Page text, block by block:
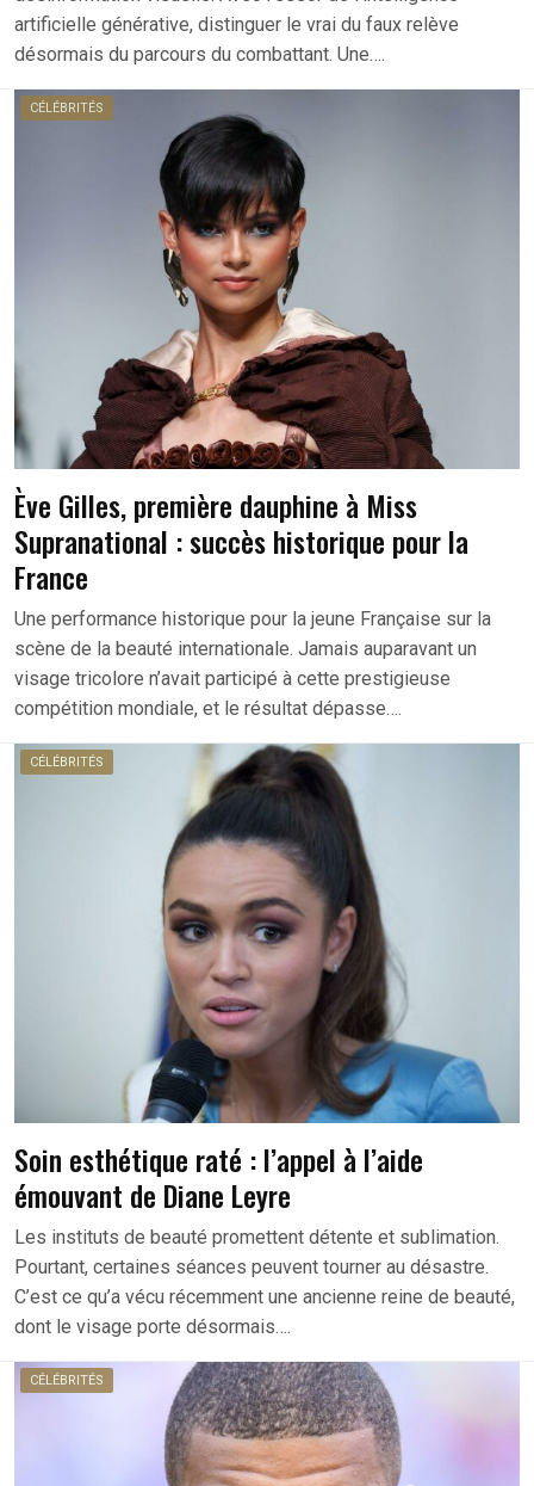
artificielle générative, distinguer le vrai du faux relève
désormais du parcours du combattant. Une….
CÉLÉBRITÉS
Ève Gilles, première dauphine à Miss
Supranational : succès historique pour la
France
Une performance historique pour la jeune Française sur la
scène de la beauté internationale. Jamais auparavant un
visage tricolore n’avait participé à cette prestigieuse
compétition mondiale, et le résultat dépasse….
CÉLÉBRITÉS
Soin esthétique raté : l’appel à l’aide
émouvant de Diane Leyre
Les instituts de beauté promettent détente et sublimation.
Pourtant, certaines séances peuvent tourner au désastre.
C’est ce qu’a vécu récemment une ancienne reine de beauté,
dont le visage porte désormais….
CÉLÉBRITÉS